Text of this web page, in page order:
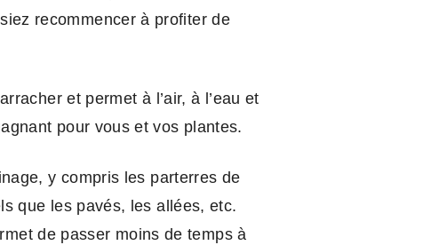
recommencer à profiter de
et permet à l’air, à l’eau et
pour vous et vos plantes.
y compris les parterres de
que les pavés, les allées, etc.
de passer moins de temps à